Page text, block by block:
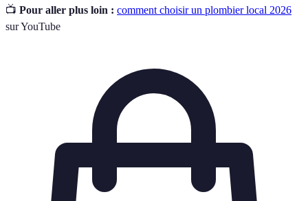
📺 Pour aller plus loin : comment choisir un plombier local 2026
sur YouTube